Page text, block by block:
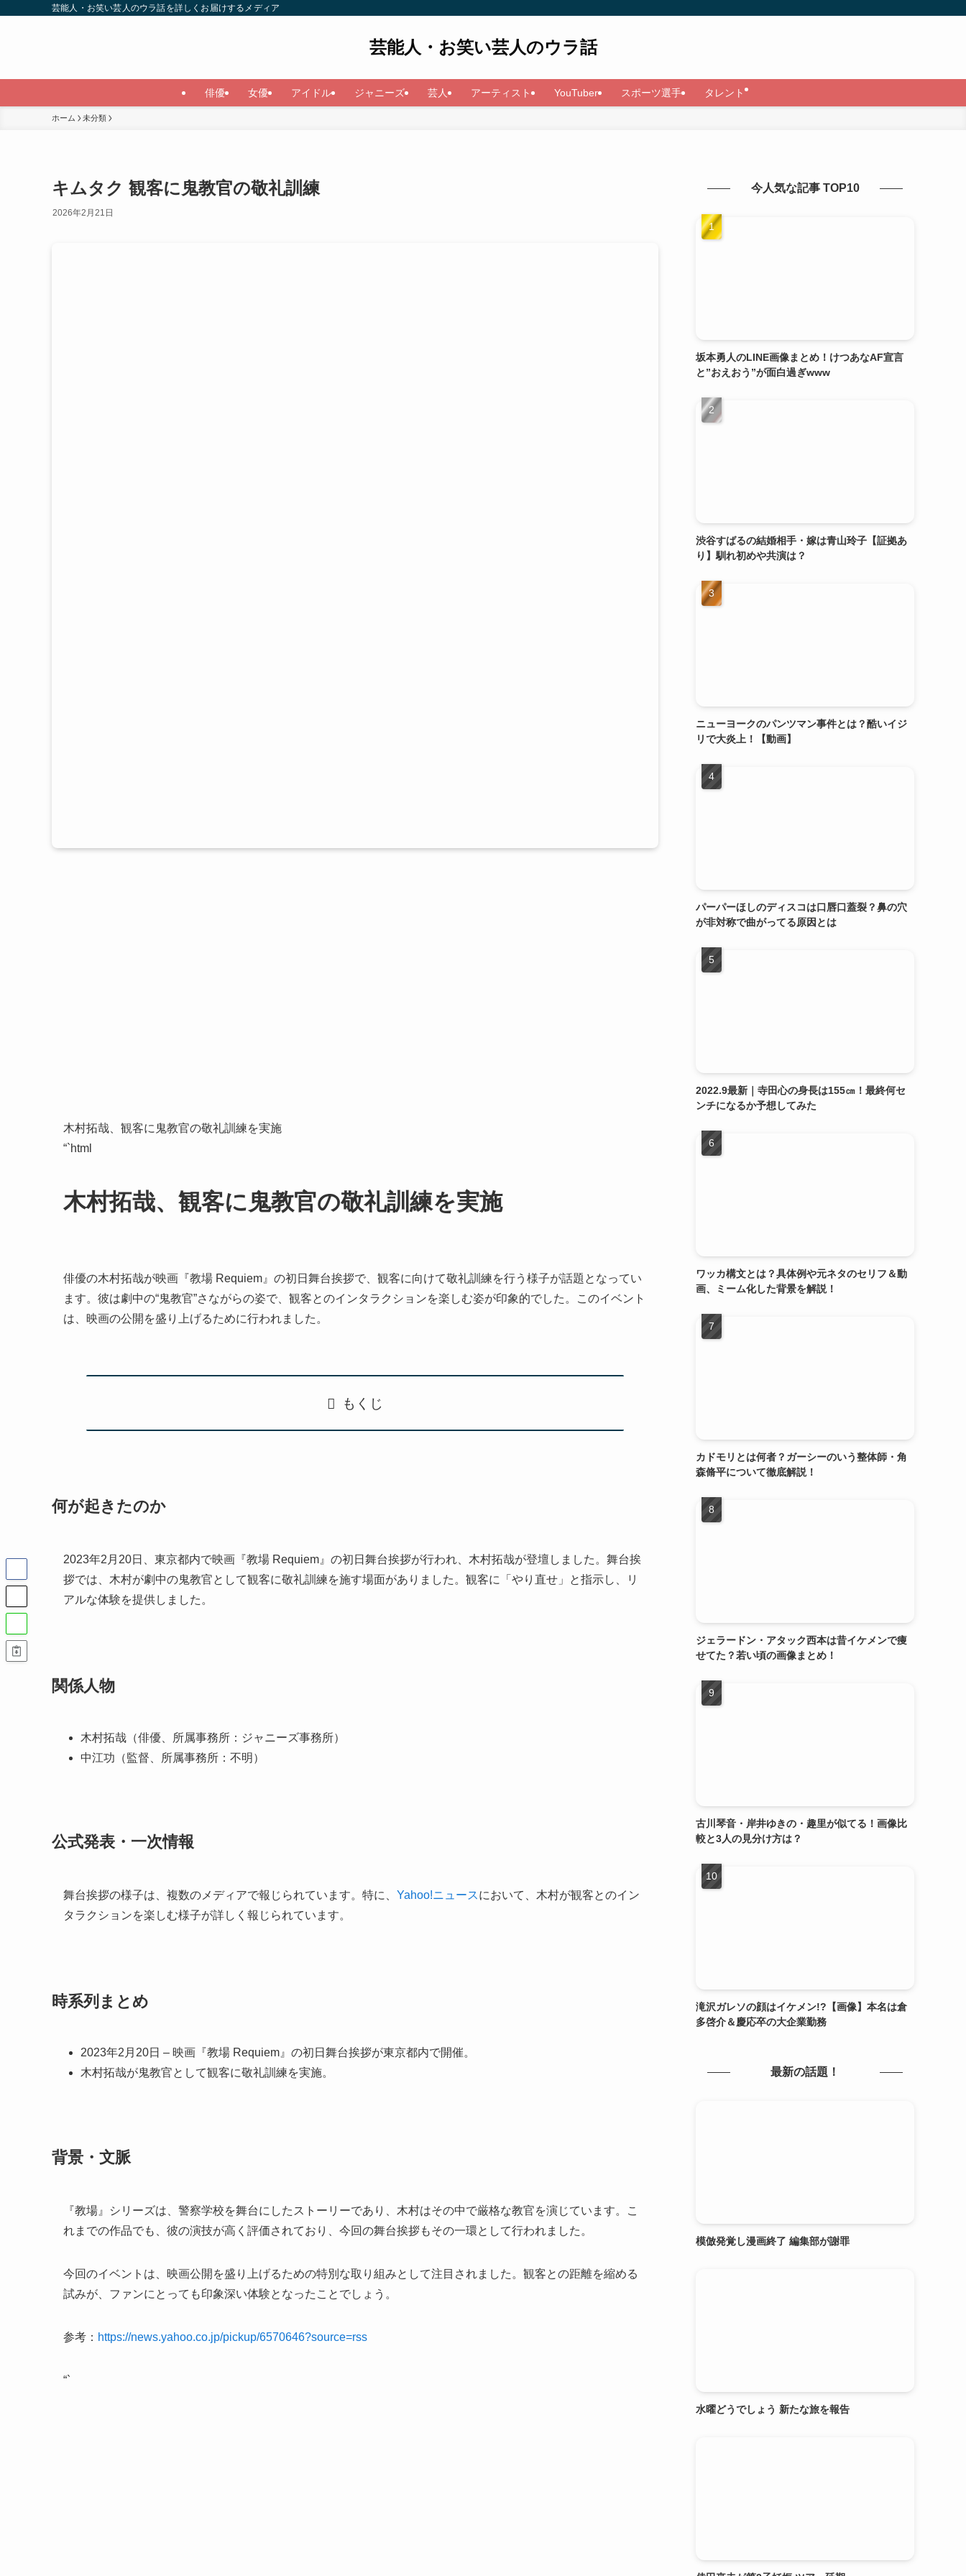
芸能人・お笑い芸人のウラ話を詳しくお届けするメディア
芸能人・お笑い芸人のウラ話
俳優 女優 アイドル ジャニーズ 芸人 アーティスト YouTuber スポーツ選手 タレント
ホーム 未分類
キムタク 観客に鬼教官の敬礼訓練
2026年2月21日
木村拓哉、観客に鬼教官の敬礼訓練を実施
“`html
木村拓哉、観客に鬼教官の敬礼訓練を実施
俳優の木村拓哉が映画『教場 Requiem』の初日舞台挨拶で、観客に向けて敬礼訓練を行う様子が話題となってい
ます。彼は劇中の“鬼教官”さながらの姿で、観客とのインタラクションを楽しむ姿が印象的でした。このイベント
は、映画の公開を盛り上げるために行われました。
もくじ
何が起きたのか
2023年2月20日、東京都内で映画『教場 Requiem』の初日舞台挨拶が行われ、木村拓哉が登壇しました。舞台挨
拶では、木村が劇中の鬼教官として観客に敬礼訓練を施す場面がありました。観客に「やり直せ」と指示し、リ
アルな体験を提供しました。
関係人物
木村拓哉（俳優、所属事務所：ジャニーズ事務所）
中江功（監督、所属事務所：不明）
公式発表・一次情報
舞台挨拶の様子は、複数のメディアで報じられています。特に、 Yahoo!ニュースにおいて、木村が観客とのイン
タラクションを楽しむ様子が詳しく報じられています。
時系列まとめ
2023年2月20日 – 映画『教場 Requiem』の初日舞台挨拶が東京都内で開催。
木村拓哉が鬼教官として観客に敬礼訓練を実施。
背景・文脈
『教場』シリーズは、警察学校を舞台にしたストーリーであり、木村はその中で厳格な教官を演じています。こ
れまでの作品でも、彼の演技が高く評価されており、今回の舞台挨拶もその一環として行われました。
今回のイベントは、映画公開を盛り上げるための特別な取り組みとして注目されました。観客との距離を縮める
試みが、ファンにとっても印象深い体験となったことでしょう。
参考： https://news.yahoo.co.jp/pickup/6570646?source=rss
“`
今人気な記事 TOP10
坂本勇人のLINE画像まとめ！けつあなAF宣言
と”おえおう”が面白過ぎwww
渋谷すばるの結婚相手・嫁は青山玲子【証拠あ
り】馴れ初めや共演は？
ニューヨークのパンツマン事件とは？酷いイジ
リで大炎上！【動画】
パーパーほしのディスコは口唇口蓋裂？鼻の穴
が非対称で曲がってる原因とは
2022.9最新｜寺田心の身長は155㎝！最終何セ
ンチになるか予想してみた
ワッカ構文とは？具体例や元ネタのセリフ＆動
画、ミーム化した背景を解説！
カドモリとは何者？ガーシーのいう整体師・角
森脩平について徹底解説！
ジェラードン・アタック西本は昔イケメンで痩
せてた？若い頃の画像まとめ！
古川琴音・岸井ゆきの・趣里が似てる！画像比
較と3人の見分け方は？
滝沢ガレソの顔はイケメン!?【画像】本名は倉
多啓介＆慶応卒の大企業勤務
最新の話題！
模倣発覚し漫画終了 編集部が謝罪
水曜どうでしょう 新たな旅を報告